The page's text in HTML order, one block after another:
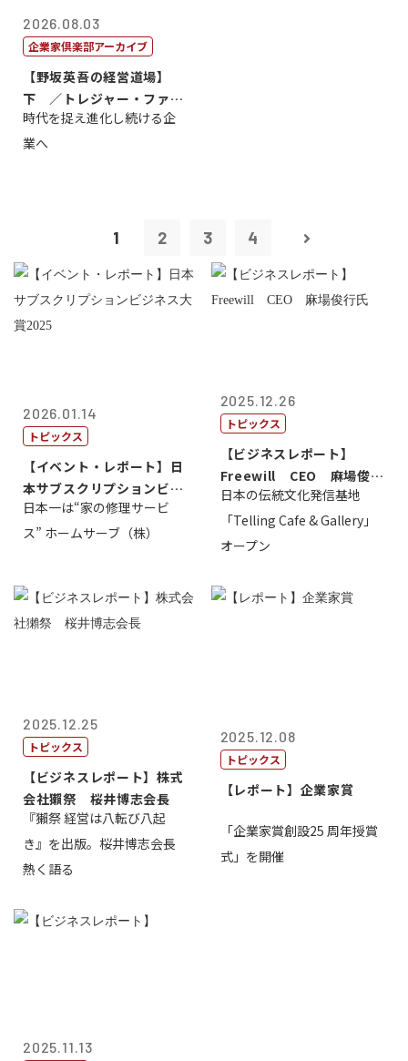
2026.08.03
企業家倶楽部アーカイブ
【野坂英吾の経営道場】
下 ／トレジャー・ファク
トリー社長野坂...
時代を捉え進化し続ける企
業へ
1 2 3 4
2026.01.14
トピックス
【イベント・レポート】日
本サブスクリプションビジ
ネス大賞20...
日本一は“家の修理サービ
ス” ホームサーブ（株）
2025.12.26
トピックス
【ビジネスレポート】
Freewill CEO 麻場俊行
氏
日本の伝統文化発信基地
「Telling Cafe & Gallery」
オープン
2025.12.25
トピックス
【ビジネスレポート】株式
会社獺祭 桜井博志会長
『獺祭 経営は八転び八起
き』を出版。桜井博志会長
熱く語る
2025.12.08
トピックス
【レポート】企業家賞
「企業家賞創設25 周年授賞
式」を開催
2025.11.13